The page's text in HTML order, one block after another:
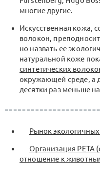
многие другие.
Искусственная кожа,
волокон,
но назвать ее
натуральной коже
синтетических
окружающей среде, а
десятки раз меньше
Рынок
Организация PETA
отношение к